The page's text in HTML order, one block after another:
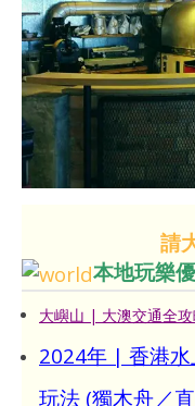
請
本地玩樂
大嶼山 | 大澳交通全攻
2024年 | 香港水
玩法 (獨木舟／